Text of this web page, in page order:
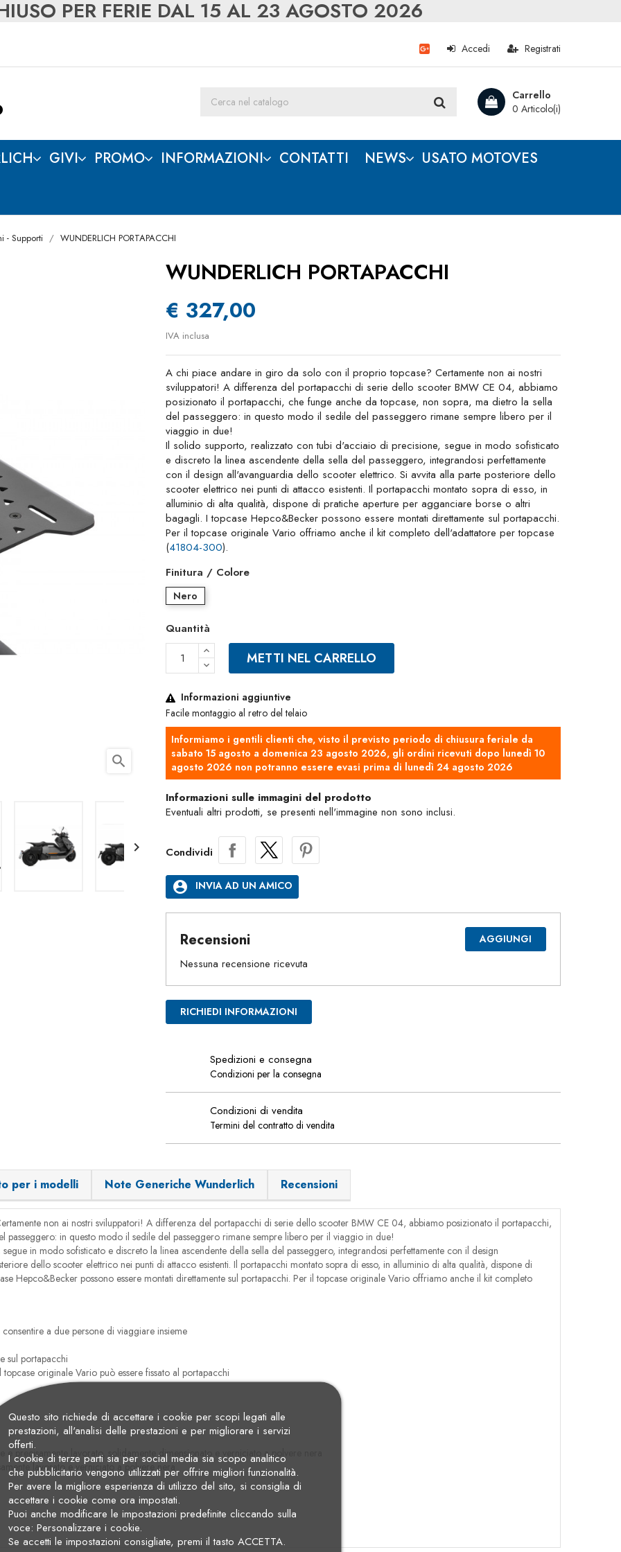
PER FERIE DAL 15 AL 23 AGOSTO 2026
Registrati
Accedi
Carrello
0 Articolo(i)
GIVI PROMO INFORMAZIONI CONTATTI NEWS USATO MOTOVES
- Supporti WUNDERLICH PORTAPACCHI
search

WUNDERLICH PORTAPACCHI
€ 327,00
IVA inclusa
A chi piace andare in giro da solo con il proprio topcase? Certamente non ai nostri
sviluppatori! A differenza del portapacchi di serie dello scooter BMW CE 04, abbiamo
posizionato il portapacchi, che funge anche da topcase, non sopra, ma dietro la sella
del passeggero: in questo modo il sedile del passeggero rimane sempre libero per il
viaggio in due!
Il solido supporto, realizzato con tubi d'acciaio di precisione, segue in modo sofisticato
e discreto la linea ascendente della sella del passeggero, integrandosi perfettamente
con il design all'avanguardia dello scooter elettrico. Si avvita alla parte posteriore dello
scooter elettrico nei punti di attacco esistenti. Il portapacchi montato sopra di esso, in
alluminio di alta qualità, dispone di pratiche aperture per agganciare borse o altri
bagagli. I topcase Hepco&Becker possono essere montati direttamente sul portapacchi.
Per il topcase originale Vario offriamo anche il kit completo dell'adattatore per topcase
(41804-300).
Finitura / Colore
Nero
Quantità
METTI NEL CARRELLO
Informazioni aggiuntive
Facile montaggio al retro del telaio
Informiamo i gentili clienti che, visto il previsto periodo di chiusura feriale da
sabato 15 agosto a domenica 23 agosto 2026, gli ordini ricevuti dopo lunedì 10
agosto 2026 non potranno essere evasi prima di lunedì 24 agosto 2026
Informazioni sulle immagini del prodotto
Eventuali altri prodotti, se presenti nell'immagine non sono inclusi.
Condividi
account_circle INVIA AD UN AMICO
Recensioni AGGIUNGI
Nessuna recensione ricevuta
RICHIEDI INFORMAZIONI
Spedizioni e consegna
Condizioni per la consegna
Condizioni di vendita
Termini del contratto di vendita
per i modelli Note Generiche Wunderlich Recensioni
non ai nostri sviluppatori! A differenza del portapacchi di serie dello scooter BMW CE 04, abbiamo posizionato il portapacchi,
passeggero: in questo modo il sedile del passeggero rimane sempre libero per il viaggio in due!
in modo sofisticato e discreto la linea ascendente della sella del passeggero, integrandosi perfettamente con il design
dello scooter elettrico nei punti di attacco esistenti. Il portapacchi montato sopra di esso, in alluminio di alta qualità, dispone di
Hepco&Becker possono essere montati direttamente sul portapacchi. Per il topcase originale Vario offriamo anche il kit completo
a due persone di viaggiare insieme
sul portapacchi
topcase originale Vario può essere fissato al portapacchi
precisamente lavorato, solidamente dimensionato e verniciato a polvere nera
lavorato e verniciato a polvere nera
Questo sito richiede di accettare i cookie per scopi legati alle
prestazioni, all'analisi delle prestazioni e per migliorare i servizi
offerti.
I cookie di terze parti sia per social media sia scopo analitico
che pubblicitario vengono utilizzati per offrire migliori funzionalità.
Per avere la migliore esperienza di utilizzo del sito, si consiglia di
accettare i cookie come ora impostati.
Puoi anche modificare le impostazioni predefinite cliccando sulla
voce: Personalizzare i cookie.
Se accetti le impostazioni consigliate, premi il tasto ACCETTA.